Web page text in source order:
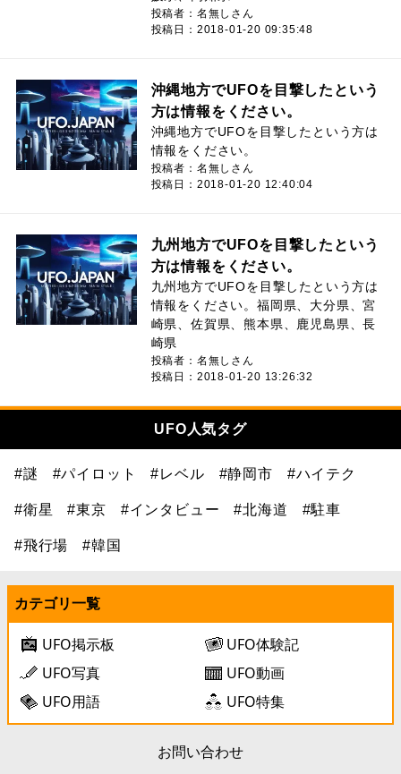
投稿者：名無しさん
投稿日：2018-01-20 09:35:48
沖縄地方でUFOを目撃したという
方は情報をください。
沖縄地方でUFOを目撃したという方は
情報をください。
投稿者：名無しさん
投稿日：2018-01-20 12:40:04
九州地方でUFOを目撃したという
方は情報をください。
九州地方でUFOを目撃したという方は
情報をください。福岡県、大分県、宮
崎県、佐賀県、熊本県、鹿児島県、長
崎県
投稿者：名無しさん
投稿日：2018-01-20 13:26:32
UFO人気タグ
#謎 #パイロット #レベル #静岡市 #ハイテク
#衛星 #東京 #インタビュー #北海道 #駐車
#飛行場 #韓国
カテゴリ一覧
UFO掲示板
UFO体験記
UFO写真
UFO動画
UFO用語
UFO特集
お問い合わせ